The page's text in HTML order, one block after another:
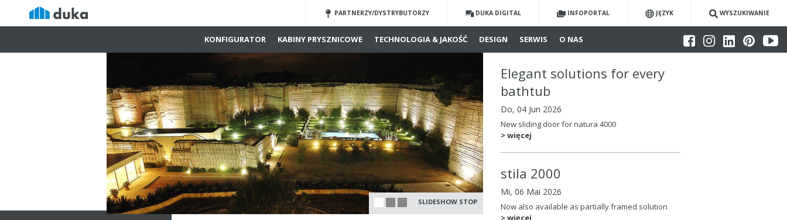
PARTNERZY/DYSTRYBUTORZY DUKA DIGITAL INFOPORTAL JĘZYK WYSZUKIWANIE
KONFIGURATOR KABINY PRYSZNICOWE TECHNOLOGIA & JAKOŚĆ DESIGN SERWIS O NAS
SLIDESHOW STOP
Elegant solutions for every
bathtub
Do, 04 Jun 2026
New sliding door for natura 4000
> więcej
stila 2000
Mi, 06 Mai 2026
Now also available as partially framed solution
> więcej